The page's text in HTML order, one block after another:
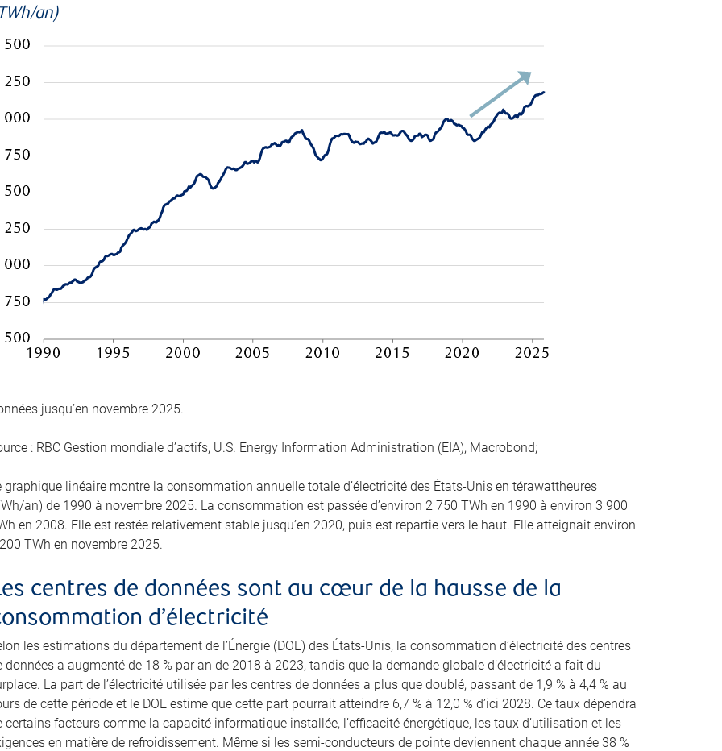
an)
jusqu’en novembre 2025.
: RBC Gestion mondiale d’actifs, U.S. Energy Information Administration (EIA), Macrobond;
graphique linéaire montre la consommation annuelle totale d’électricité des États-Unis en térawattheures
an) de 1990 à novembre 2025. La consommation est passée d’environ 2 750 TWh en 1990 à environ 3 900
en 2008. Elle est restée relativement stable jusqu’en 2020, puis est repartie vers le haut. Elle atteignait environ
TWh en novembre 2025.
centres de données sont au cœur de la hausse de la
d’électricité
les estimations du département de l’Énergie (DOE) des États-Unis, la consommation d’électricité des centres
données a augmenté de 18 % par an de 2018 à 2023, tandis que la demande globale d’électricité a fait du
La part de l’électricité utilisée par les centres de données a plus que doublé, passant de 1,9 % à 4,4 % au
de cette période et le DOE estime que cette part pourrait atteindre 6,7 % à 12,0 % d’ici 2028. Ce taux dépendra
certains facteurs comme la capacité informatique installée, l’efficacité énergétique, les taux d’utilisation et les
en matière de refroidissement. Même si les semi-conducteurs de pointe deviennent chaque année 38 %